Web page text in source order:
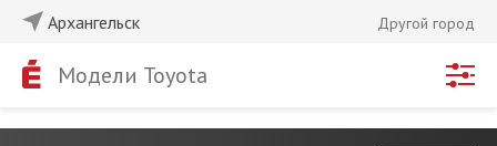
Архангельск Другой город
Модели Toyota